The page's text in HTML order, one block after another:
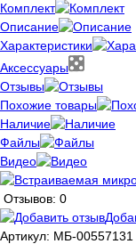
Комплект
Описание
Характеристики
Аксессуары
Отзывы
Похожие товары
Наличие
Файлы
Видео
Отзывов: 0
Артикул: МБ-00557131